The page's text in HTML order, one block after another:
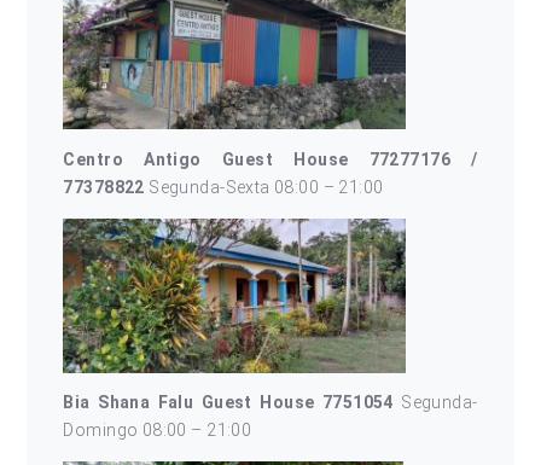
Centro Antigo Guest House 77277176 /
77378822 Segunda-Sexta 08:00 – 21:00
Bia Shana Falu Guest House 7751054 Segunda-
Domingo 08:00 – 21:00